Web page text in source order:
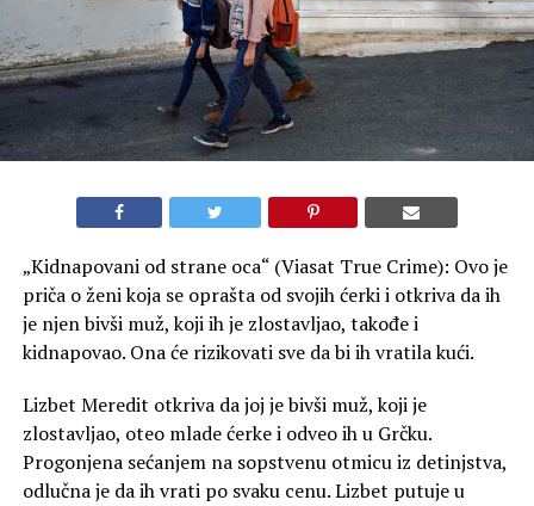
„Kidnapovani od strane oca“ (Viasat True Crime): Ovo je
priča o ženi koja se oprašta od svojih ćerki i otkriva da ih
je njen bivši muž, koji ih je zlostavljao, takođe i
kidnapovao. Ona će rizikovati sve da bi ih vratila kući.
Lizbet Meredit otkriva da joj je bivši muž, koji je
zlostavljao, oteo mlade ćerke i odveo ih u Grčku.
Progonjena sećanjem na sopstvenu otmicu iz detinjstva,
odlučna je da ih vrati po svaku cenu. Lizbet putuje u